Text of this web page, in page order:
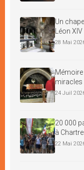
Un
Léon XIV
28 Mai
Mémoire
miracles
24 Juil
20 000
à
22 Mai